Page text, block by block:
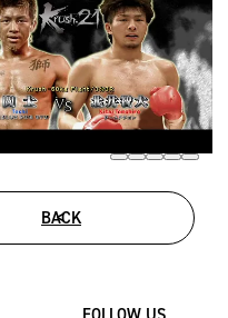
BACK